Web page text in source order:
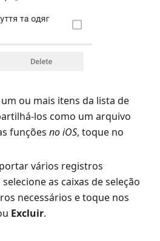
ou mais itens da lista de
los como um arquivo
funções no iOS, toque no
vários registros
as caixas de seleção
necessários e toque nos
Excluir.